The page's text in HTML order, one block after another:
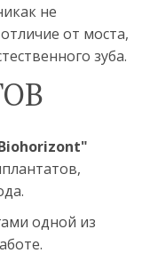
не
от моста,
одной из